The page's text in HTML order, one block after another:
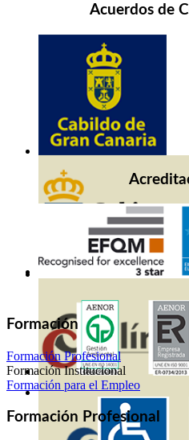
Acuerdos de
Formación
Formación Profesional
Formación Institucional
Formación para el Empleo
Formación Profesional